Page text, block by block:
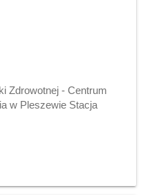
Zdrowotnej - Centrum
w Pleszewie Stacja